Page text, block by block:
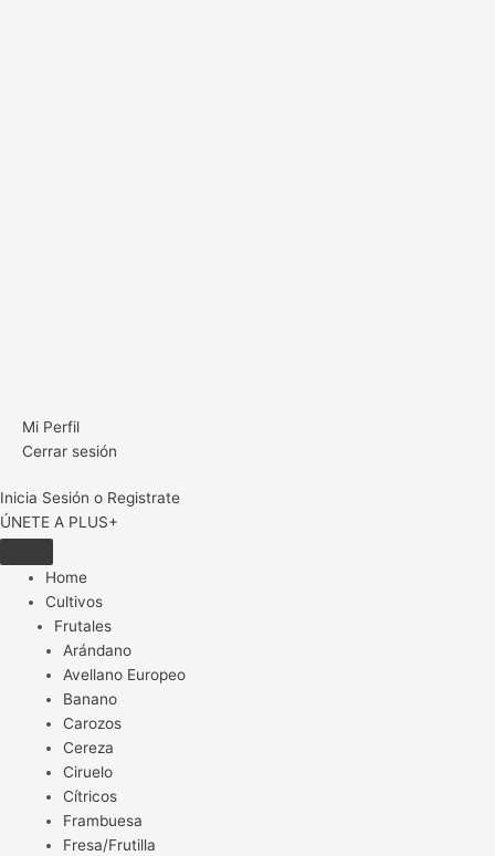
Mi Perfil
Cerrar sesión
Inicia Sesión o Registrate
ÚNETE A PLUS+
Home
Cultivos
Frutales
Arándano
Avellano Europeo
Banano
Carozos
Cereza
Ciruelo
Cítricos
Frambuesa
Fresa/Frutilla